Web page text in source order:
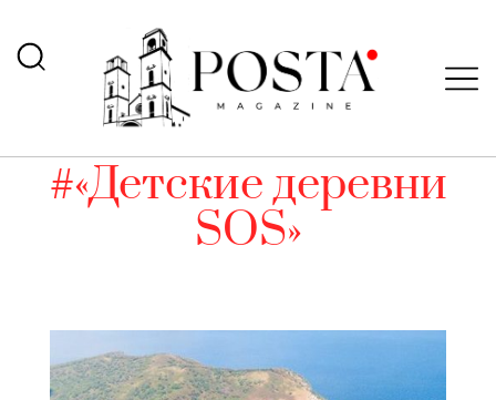
#«Детские деревни
SOS»